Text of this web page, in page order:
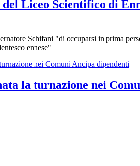
Liceo Scientifico di
Schifani "di occuparsi in prima
ennese"
la turnazione nei